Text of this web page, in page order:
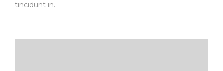
tincidunt in.